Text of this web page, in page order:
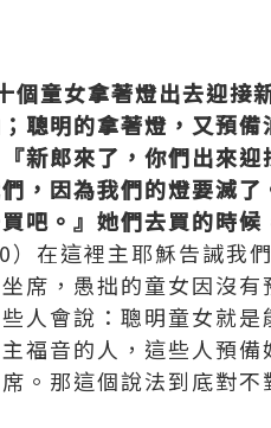
個童女拿著燈出去迎接
聰明的拿著燈，又預備
新郎來了，你們出來
，因為我們的燈要滅
吧。』她們去買的時
）在這裡主耶穌告誡我
席，愚拙的童女因沒有
人會說：聰明童女就
福音的人，這些人預
。那這個說法到底對